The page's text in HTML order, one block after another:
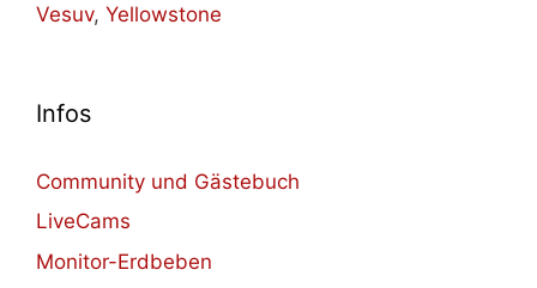
Vesuv, Yellowstone
Infos
Community und Gästebuch
LiveCams
Monitor-Erdbeben